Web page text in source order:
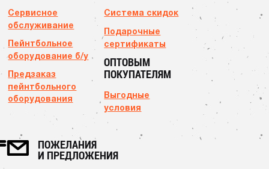
Сервисное
обслуживание
Пейнтбольное
оборудование б/у
Предзаказ
пейнтбольного
оборудования
Система скидок
Подарочные
сертификаты
ОПТОВЫМ
ПОКУПАТЕЛЯМ
Выгодные
условия
ПОЖЕЛАНИЯ
И ПРЕДЛОЖЕНИЯ